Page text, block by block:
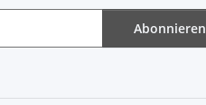
Abonnieren